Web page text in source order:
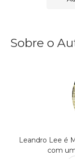
Sobre o
Leandro Lee é
com